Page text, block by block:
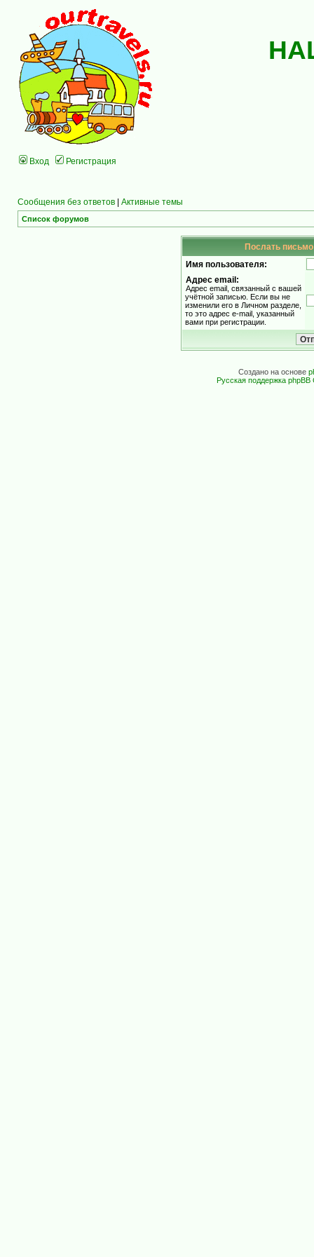
Вход Регистрация
Сообщения без ответов | Активные темы
Список форумов
Послать письмо
Имя пользователя:
Адрес email:
Адрес email, связанный с вашей
учётной записью. Если вы не
изменили его в Личном разделе,
то это адрес e-mail, указанный
вами при регистрации.
Создано на основе
Русская поддержка phpBB